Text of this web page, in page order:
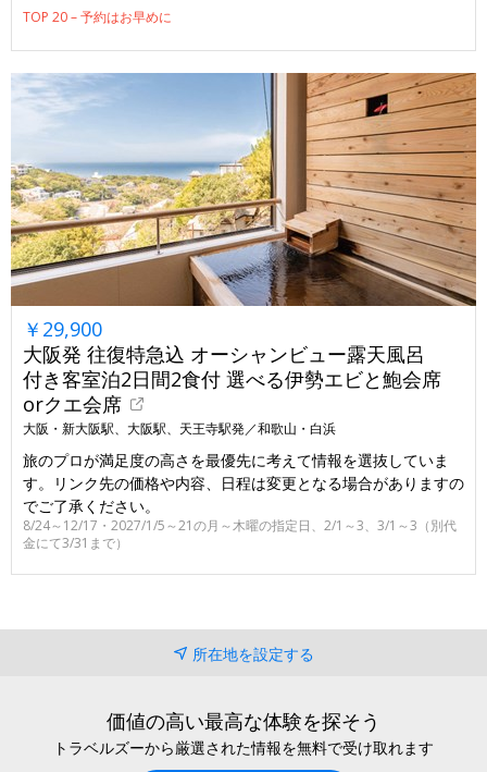
TOP 20 – 予約はお早めに
￥29,900
大阪発 往復特急込 オーシャンビュー露天風呂
付き客室泊2日間2食付 選べる伊勢エビと鮑会席
orクエ会席
大阪・新大阪駅、大阪駅、天王寺駅発／和歌山・白浜
旅のプロが満足度の高さを最優先に考えて情報を選抜していま
す。リンク先の価格や内容、日程は変更となる場合がありますの
でご了承ください。
8/24～12/17・2027/1/5～21の月～木曜の指定日、2/1～3、3/1～3（別代
金にて3/31まで）
所在地を設定する
価値の高い最高な体験を探そう
トラベルズーから厳選された情報を無料で受け取れます